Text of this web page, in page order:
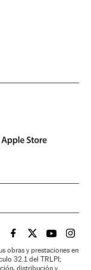
EL PAÍS BRASIL EN
EL PAÍSEL PAÍS
EL
obras y prestaciones en
32.1 del TRLPI;
distribución y